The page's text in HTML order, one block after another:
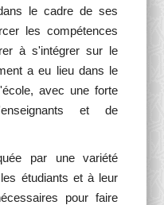
le cadre de ses
les compétences
à s'intégrer sur le
a eu lieu dans le
avec une forte
et de
par une variété
étudiants et à leur
pour faire